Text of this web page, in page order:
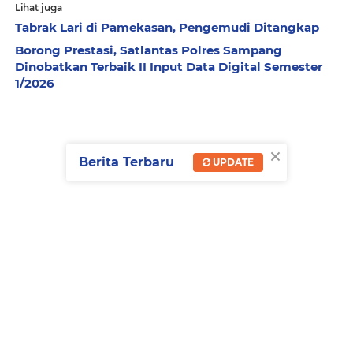
Lihat juga
Tabrak Lari di Pamekasan, Pengemudi Ditangkap
Borong Prestasi, Satlantas Polres Sampang
Dinobatkan Terbaik II Input Data Digital Semester
1/2026
×
Berita Terbaru UPDATE